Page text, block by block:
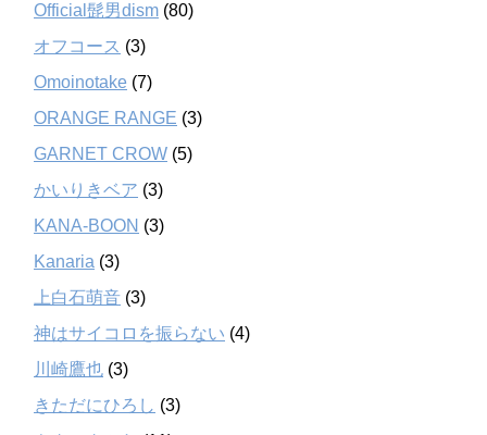
Official髭男dism (80)
オフコース (3)
Omoinotake (7)
ORANGE RANGE (3)
GARNET CROW (5)
かいりきベア (3)
KANA-BOON (3)
Kanaria (3)
上白石萌音 (3)
神はサイコロを振らない (4)
川崎鷹也 (3)
きただにひろし (3)